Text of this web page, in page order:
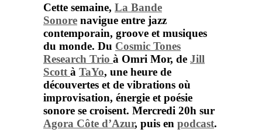
Cette semaine, La Bande
Sonore navigue entre jazz
contemporain, groove et musiques
du monde. Du Cosmic Tones
Research Trio à Omri Mor, de Jill
Scott à TaYo, une heure de
découvertes et de vibrations où
improvisation, énergie et poésie
sonore se croisent. Mercredi 20h sur
Agora Côte d’Azur, puis en podcast.